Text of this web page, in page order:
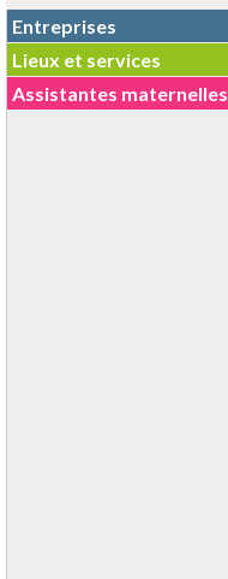
Entreprises
Lieux et services
Assistantes maternelles